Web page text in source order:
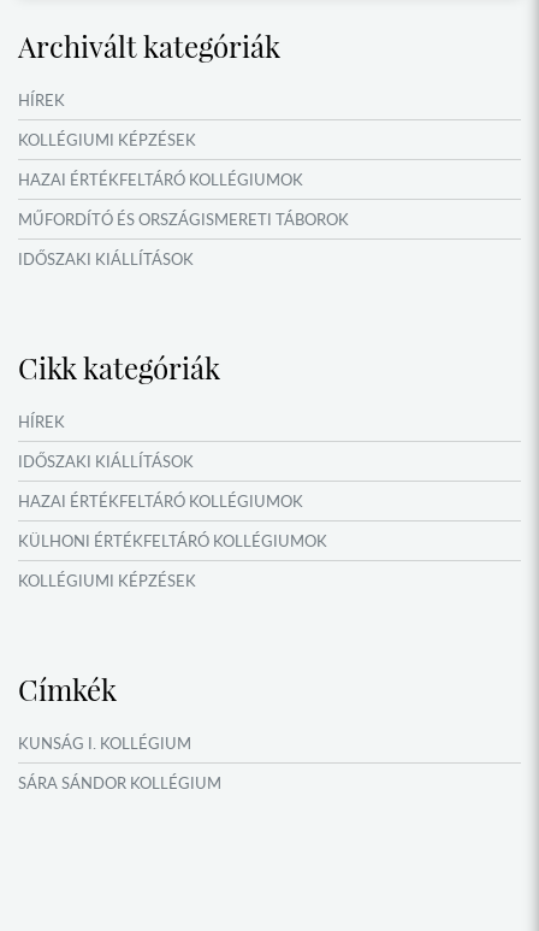
Archivált kategóriák
HÍREK
KOLLÉGIUMI KÉPZÉSEK
HAZAI ÉRTÉKFELTÁRÓ KOLLÉGIUMOK
MŰFORDÍTÓ ÉS ORSZÁGISMERETI TÁBOROK
IDŐSZAKI KIÁLLÍTÁSOK
Cikk kategóriák
HÍREK
IDŐSZAKI KIÁLLÍTÁSOK
HAZAI ÉRTÉKFELTÁRÓ KOLLÉGIUMOK
KÜLHONI ÉRTÉKFELTÁRÓ KOLLÉGIUMOK
KOLLÉGIUMI KÉPZÉSEK
NYÁRI TÁBOROK
OKTATÁS, KULTÚRA
VERSENYEK, VETÉLKEDŐK
Címkék
KUNSÁG I. KOLLÉGIUM
SÁRA SÁNDOR KOLLÉGIUM